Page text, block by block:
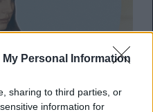
My Personal Information
sharing to third parties, or
information for